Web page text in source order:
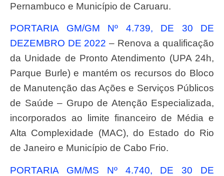
Pernambuco e Município de Caruaru.
PORTARIA GM/GM Nº 4.739, DE 30 DE
DEZEMBRO DE 2022 – Renova a qualificação
da Unidade de Pronto Atendimento (UPA 24h,
Parque Burle) e mantém os recursos do Bloco
de Manutenção das Ações e Serviços Públicos
de Saúde – Grupo de Atenção Especializada,
incorporados ao limite financeiro de Média e
Alta Complexidade (MAC), do Estado do Rio
de Janeiro e Município de Cabo Frio.
PORTARIA GM/MS Nº 4.740, DE 30 DE